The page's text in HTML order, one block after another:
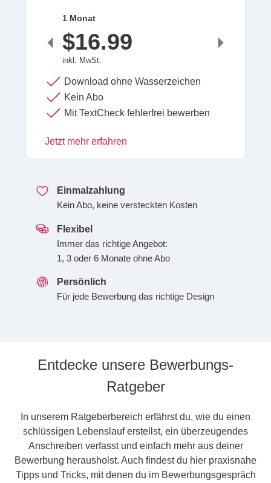
1 Monat
$16.99
inkl. MwSt.
Download ohne Wasserzeichen
Kein Abo
Mit TextCheck fehlerfrei bewerben
Jetzt mehr erfahren
Einmalzahlung
Kein Abo, keine versteckten Kosten
Flexibel
Immer das richtige Angebot:
1, 3 oder 6 Monate ohne Abo
Persönlich
Für jede Bewerbung das richtige Design
Entdecke unsere Bewerbungs-
Ratgeber
In unserem Ratgeberbereich erfährst du, wie du einen
schlüssigen Lebenslauf erstellst, ein überzeugendes
Anschreiben verfasst und einfach mehr aus deiner
Bewerbung herausholst. Auch findest du hier praxisnahe
Tipps und Tricks, mit denen du im Bewerbungsgespräch